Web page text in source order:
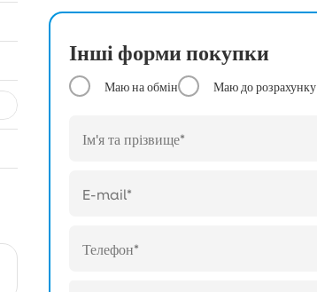
Інші форми покупки
Маю на обмін Маю до розрахунку